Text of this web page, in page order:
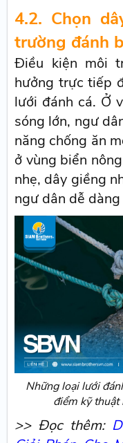
4.2. Chọn
trường đánh
Điều kiện môi
hưởng trực tiếp
lưới đánh cá. Ở
sóng lớn, ngư
năng chống ăn
ở vùng biển
nhẹ, dây giềng
ngư dân dễ
Những loại lưới
điểm kỹ thuật
>> Đọc thêm: